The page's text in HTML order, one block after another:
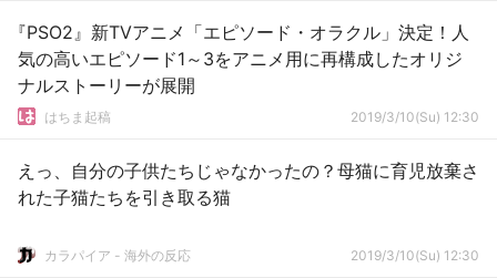
『PSO2』新TVアニメ「エピソード・オラクル」決定！人
気の高いエピソード1～3をアニメ用に再構成したオリジ
ナルストーリーが展開
はちま起稿 2019/3/10(Su) 12:30
えっ、自分の子供たちじゃなかったの？母猫に育児放棄さ
れた子猫たちを引き取る猫
カラパイア - 海外の反応 2019/3/10(Su) 12:30